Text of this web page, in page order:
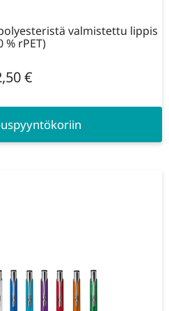
valmistettu lippis
% rPET)
€